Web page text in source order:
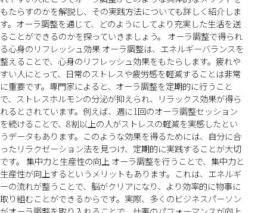
もたらすのかを解説し、その実践方法についても詳しく紹介しま
す。オーラ調整を通じて、どのようにしてより充実した生活を送
ることができるのかを探っていきましょう。 オーラ調整で得られ
る心身のリフレッシュ効果 オーラ調整は、エネルギーバランスを
整えることで、心身のリフレッシュ効果をもたらします。疲れや
すい人にとって、日常のストレスや疲労感を軽減することは非常
に重要です。専門家によると、オーラ調整を定期的に行うこと
で、ストレスホルモンの分泌が抑えられ、リラックス効果が得ら
れるとされています。例えば、週に1回のオーラ調整セッション
を続けることで、8割以上の人がストレスの軽減を実感したとい
うデータもあります。このような効果を得るためには、自分に合
ったリラクゼーション法を見つけ、定期的に実践することが大切
です。 集中力と生産性の向上 オーラ調整を行うことで、集中力と
生産性が向上するというメリットもあります。これは、エネルギ
ーの流れが整うことで、脳がクリアになり、より効率的に物事に
取り組むことができるからです。実際、多くのビジネスパーソン